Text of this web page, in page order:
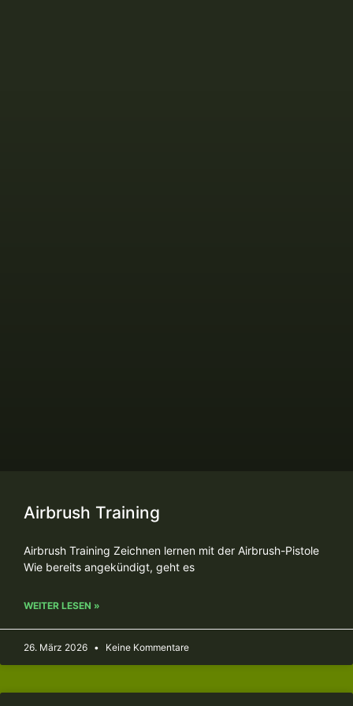
Airbrush Training
Airbrush Training Zeichnen lernen mit der Airbrush-Pistole
Wie bereits angekündigt, geht es
WEITER LESEN »
26. März 2026 Keine Kommentare